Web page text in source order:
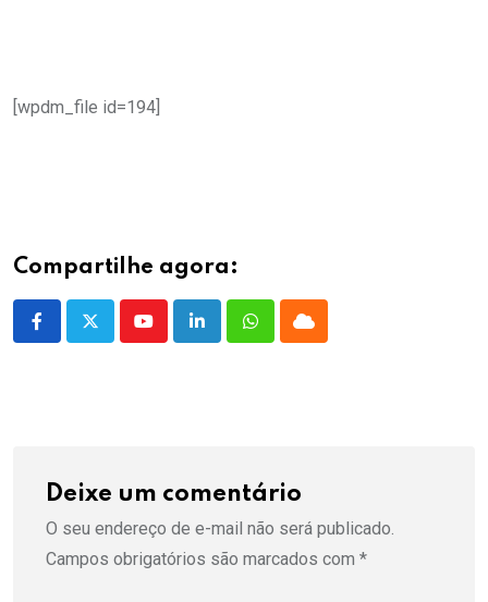
[wpdm_file id=194]
Compartilhe agora:
YoutubeLinkedInWhatsappCloud
Deixe um comentário
O seu endereço de e-mail não será publicado.
Campos obrigatórios são marcados com *